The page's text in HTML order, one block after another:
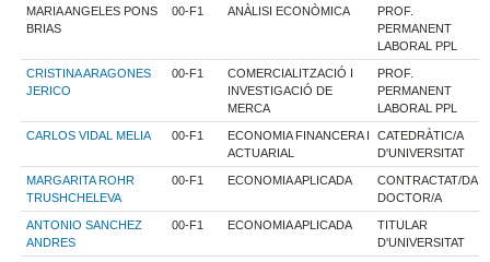
MARIA ANGELES PONS
BRIAS
00-F1 ANÀLISI ECONÒMICA
PROF.
PERMANENT
LABORAL PPL
CRISTINA ARAGONES
JERICO
00-F1
COMERCIALITZACIÓ I
INVESTIGACIÓ DE
MERCA
PROF.
PERMANENT
LABORAL PPL
CARLOS VIDAL MELIA 00-F1
ECONOMIA FINANCERA I
ACTUARIAL
CATEDRÀTIC/A
D'UNIVERSITAT
MARGARITA ROHR
TRUSHCHELEVA
00-F1 ECONOMIA APLICADA
CONTRACTAT/DA
DOCTOR/A
ANTONIO SANCHEZ
ANDRES
00-F1 ECONOMIA APLICADA
TITULAR
D'UNIVERSITAT